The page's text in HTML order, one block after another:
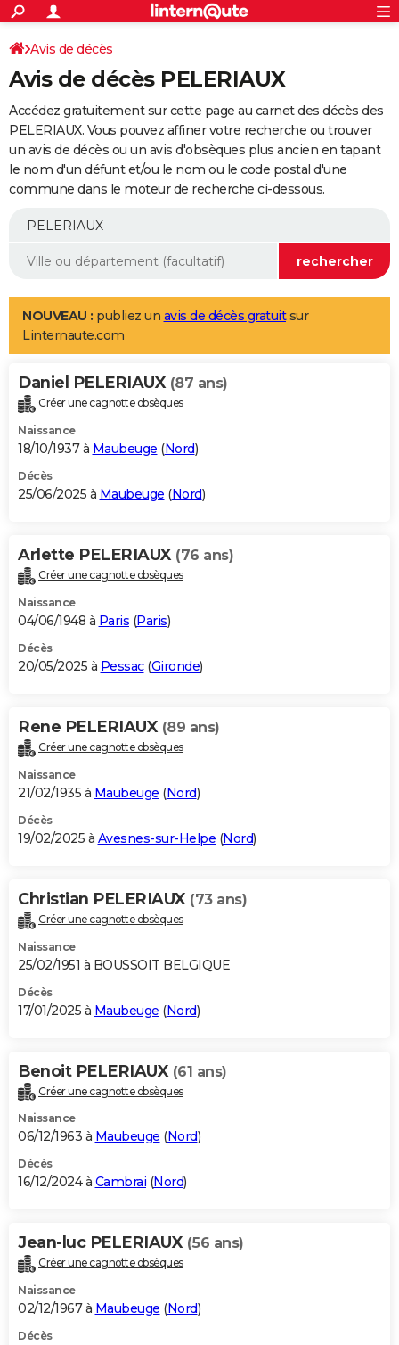
ACTUALITÉS
Politique
Société
Faits Divers
Education
Monde
Villes
+
SPORT
Coupe du monde 2026
Football
Tennis
Cyclisme
Rugby
Forum
Programme TV
TNT
Streaming
Cinéma
Sorties cinéma
Musique
+
FINANCE
Impôts
Immobilier
Risques naturels par ville
Banque
Assurance
Crédit
AUTO
Essais
Réserver un essai
Citadines
Berlines
SUV
Forum auto
+
Mobiles
Meilleur smartphone
Internet
Ordinateurs
Jeux vidéo
Guide high-tech
Aménagement intérieur
LIFESTYLE
Art de vivre
Bien-être
Loisirs
Mode
Modes de vie
Alimentation
Guide de la santé
Maladies
Médicaments
Sommeil
VOYAGE
Destinations
City break
Voyage nature
Voyage de noces
Forum
Climat
+PHOTO
GUIDES D'ACHAT
BONS PLANS
Carte de Noël
Carte Bonne année
Carte Saint-Valentin
Carte Pâques
Carte d'anniversaire
DICTIONNAIRE
Dictionnaire
Biographies
Citations
Expressions
Proverbes
PROGRAMME TV
S'inscrire
Se connecter
Lycées
Collèges
Primaires
Universités
Entreprises
Service militaire
Avis de recherche
AVIS DE DÉCÈS
Bricolage
Lifestyle
Culture
Sport
Auto
Television
Voyage
Cinema
Avis de décès
Avis de décès PELERIAUX
Accédez gratuitement sur cette page au carnet des décès des
PELERIAUX. Vous pouvez affiner votre recherche ou trouver
un avis de décès ou un avis d'obsèques plus ancien en tapant
le nom d'un défunt et/ou le nom ou le code postal d'une
commune dans le moteur de recherche ci-dessous.
NOUVEAU : publiez un avis de décès gratuitsur
Linternaute.com
Daniel PELERIAUX (87 ans)
Créer une cagnotte obsèques
Naissance
18/10/1937 à Maubeuge (Nord)
Décès
25/06/2025 à Maubeuge (Nord)
Arlette PELERIAUX (76 ans)
Créer une cagnotte obsèques
Naissance
04/06/1948 à Paris (Paris)
Décès
20/05/2025 à Pessac(Gironde)
Rene PELERIAUX (89 ans)
Créer une cagnotte obsèques
Naissance
21/02/1935 à Maubeuge (Nord)
Décès
19/02/2025 à Avesnes-sur-Helpe (Nord)
Christian PELERIAUX (73 ans)
Créer une cagnotte obsèques
Naissance
25/02/1951 à BOUSSOIT BELGIQUE
Décès
17/01/2025 à Maubeuge (Nord)
Benoit PELERIAUX (61 ans)
Créer une cagnotte obsèques
Naissance
06/12/1963 à Maubeuge (Nord)
Décès
16/12/2024 à Cambrai (Nord)
Jean-luc PELERIAUX (56 ans)
Créer une cagnotte obsèques
Naissance
02/12/1967 à Maubeuge (Nord)
Décès